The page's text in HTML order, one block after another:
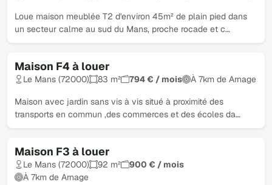
Loue maison meublée T2 d'environ 45m² de plain pied dans
un secteur calme au sud du Mans, proche rocade et c…
Maison F4 à louer
Le Mans (72000) 83 m² 794 € / mois À 7km de Arnage
Maison avec jardin sans vis à vis situé à proximité des
transports en commun ,des commerces et des écoles da…
Maison F3 à louer
Le Mans (72000) 92 m²
900 € / mois
À 7km de Arnage